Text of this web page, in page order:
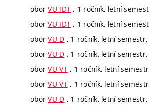
oborVU-IDT , 1 ročník, letní
oborVU-IDT , 1 ročník, letní
oborVU-D , 1 ročník, letní
oborVU-D , 1 ročník, letní
oborVU-VT, 1 ročník, letní
oborVU-VT, 1 ročník, letní
oborVU-D , 1 ročník, letní